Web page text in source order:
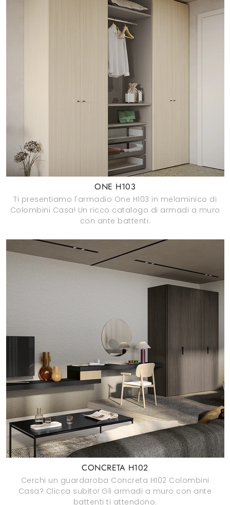
ONE H103
Ti presentiamo l'armadio One H103 in melaminico di
Colombini Casa! Un ricco catalogo di armadi a muro
con ante battenti.
CONCRETA H102
Cerchi un guardaroba Concreta H102 Colombini
Casa? Clicca subito! Gli armadi a muro con ante
battenti ti attendono.